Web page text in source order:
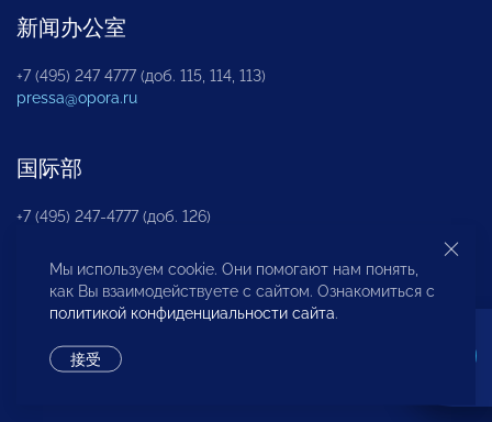
新闻办公室
+7 (495) 247 4777 (доб. 115, 114, 113)
pressa@opora.ru
国际部
+7 (495) 247-4777 (доб. 126)
商投权益保护部
Мы используем cookie. Они помогают нам понять,
как Вы взаимодействуете с сайтом. Ознакомиться с
политикой конфиденциальности сайта.
接受